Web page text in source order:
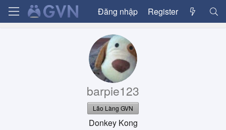
Đăng nhập Register
barpie123
Lão Làng GVN
Donkey Kong